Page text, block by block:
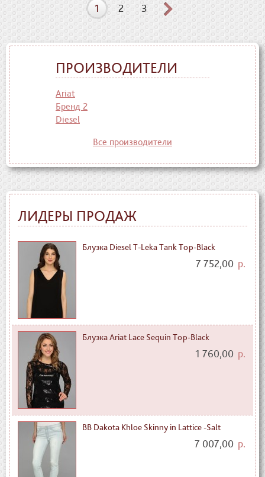
1 2 3
ПРОИЗВОДИТЕЛИ
Ariat
Бренд 2
Diesel
Все производители
ЛИДЕРЫ ПРОДАЖ
Блузка Diesel T-Leka Tank Top-Black
7 752,00 р.
Блузка Ariat Lace Sequin Top-Black
1 760,00 р.
BB Dakota Khloe Skinny in Lattice -Salt
7 007,00 р.